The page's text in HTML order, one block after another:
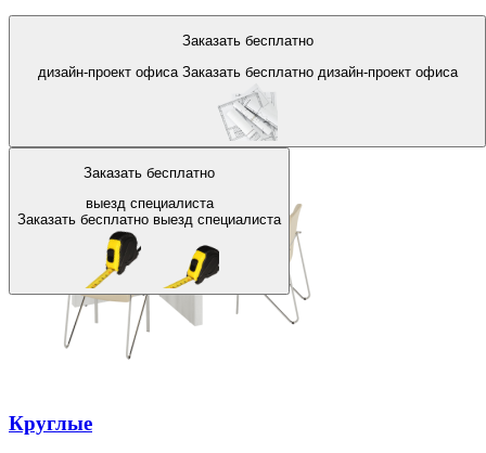
Заказать бесплатно
дизайн-проект офиса Заказать бесплатнодизайн-проект офиса
Заказать бесплатно
выезд специалиста
Заказать бесплатно выезд специалиста
Классические столы для
переговоров
Круглые